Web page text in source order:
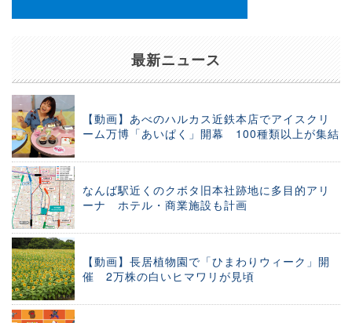
最新ニュース
【動画】あべのハルカス近鉄本店でアイスクリ
ーム万博「あいぱく」開幕 100種類以上が集結
なんば駅近くのクボタ旧本社跡地に多目的アリ
ーナ ホテル・商業施設も計画
【動画】長居植物園で「ひまわりウィーク」開
催 2万株の白いヒマワリが見頃